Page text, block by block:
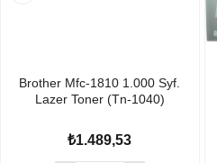
Brother Mfc-1810 1.000 Syf.
Lazer Toner (Tn-1040)
₺1.489,53